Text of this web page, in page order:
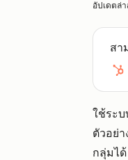
อัปเดตล่
สา
ใช้ระ
ตัวอย่
กลุ่มได้